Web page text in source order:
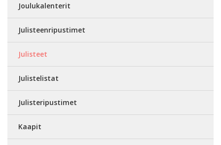
Joulukalenterit
Julisteenripustimet
Julisteet
Julistelistat
Julisteripustimet
Kaapit